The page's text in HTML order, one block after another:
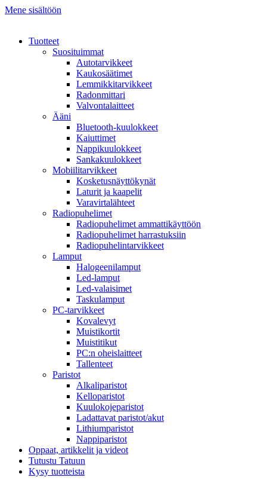
Mene sisältöön
Tuotteet
Suosituimmat
Autotarvikkeet
Kaukosäätimet
Lemmikkitarvikkeet
Radonmittari
Valvontalaitteet
Ääni
Bluetooth-kuulokkeet
Kaiuttimet
Nappikuulokkeet
Sankakuulokkeet
Mobiilitarvikkeet
Kosketusnäyttökynät
Laturit ja kaapelit
Varavirtalähteet
Radiopuhelimet
Radiopuhelimet ammattikäyttöön
Radiopuhelimet harrastuksiin
Radiopuhelintarvikkeet
Lamput
Halogeenilamput
Led-lamput
Led-valaisimet
Taskulamput
PC-tarvikkeet
Kovalevyt
Muistikortit
Muistitikut
PC:n oheislaitteet
Tallenteet
Paristot
Alkaliparistot
Kelloparistot
Kuulokojeparistot
Ladattavat paristot/akut
Lithiumparistot
Nappiparistot
Oppaat, artikkelit ja videot
Tutustu Tatuun
Kysy tuotteista